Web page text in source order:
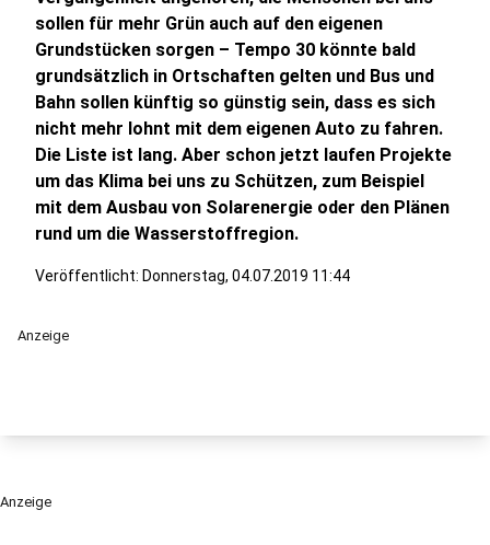
sollen für mehr Grün auch auf den eigenen
Grundstücken sorgen – Tempo 30 könnte bald
grundsätzlich in Ortschaften gelten und Bus und
Bahn sollen künftig so günstig sein, dass es sich
nicht mehr lohnt mit dem eigenen Auto zu fahren.
Die Liste ist lang. Aber schon jetzt laufen Projekte
um das Klima bei uns zu Schützen, zum Beispiel
mit dem Ausbau von Solarenergie oder den Plänen
rund um die Wasserstoffregion.
Veröffentlicht: Donnerstag, 04.07.2019 11:44
Anzeige
Anzeige